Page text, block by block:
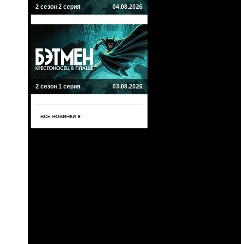
2 сезон 2 серия 04.08.2026
2 сезон 1 серия 03.08.2026
ВСЕ НОВИНКИ